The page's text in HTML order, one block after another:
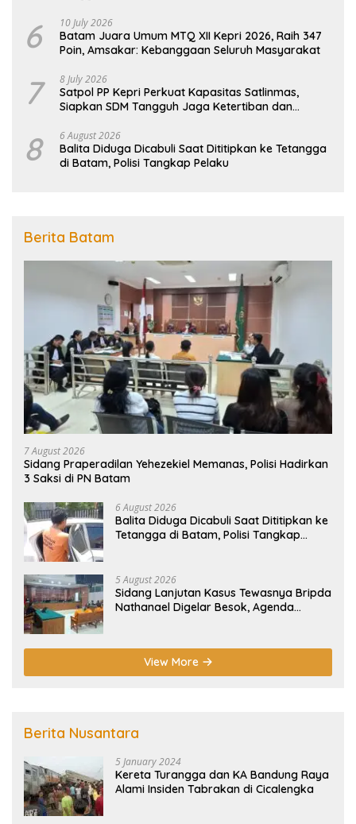
6 10 July 2026
Batam Juara Umum MTQ XII Kepri 2026, Raih 347
Poin, Amsakar: Kebanggaan Seluruh Masyarakat
7 8 July 2026
Satpol PP Kepri Perkuat Kapasitas Satlinmas,
Siapkan SDM Tangguh Jaga Ketertiban dan
8 6 August 2026
Balita Diduga Dicabuli Saat Dititipkan ke Tetangga
di Batam, Polisi Tangkap Pelaku
Berita Batam
7 August 2026
Sidang Praperadilan Yehezekiel Memanas, Polisi Hadirkan
3 Saksi di PN Batam
6 August 2026
Balita Diduga Dicabuli Saat Dititipkan ke
Tetangga di Batam, Polisi Tangkap
5 August 2026
Sidang Lanjutan Kasus Tewasnya Bripda
Nathanael Digelar Besok, Agenda
View More
Berita Nusantara
5 January 2024
Kereta Turangga dan KA Bandung Raya
Alami Insiden Tabrakan di Cicalengka